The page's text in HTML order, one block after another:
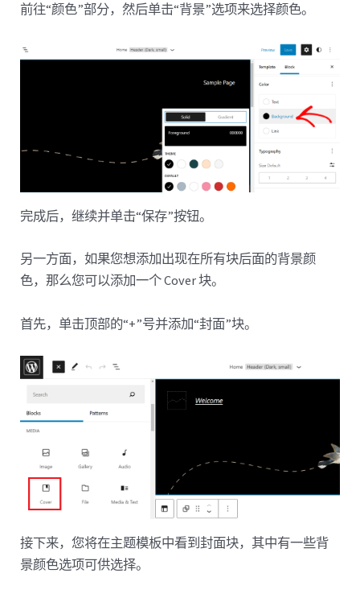
前往“颜色”部分，然后单击“背景”选项来选择颜色。
完成后，继续并单击“保存”按钮。
另一方面，如果您想添加出现在所有块后面的背景颜
色，那么您可以添加一个 Cover 块。
首先，单击顶部的“+”号并添加“封面”块。
接下来，您将在主题模板中看到封面块，其中有一些背
景颜色选项可供选择。